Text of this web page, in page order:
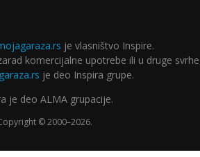
je vlasništvo Inspire.
komercijalne upotrebe ili u druge
je deo Inspira grupe.
je deo ALMA grupacije.
© 2000–2026.